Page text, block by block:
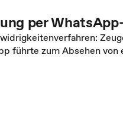
per
führte zum Absehen von